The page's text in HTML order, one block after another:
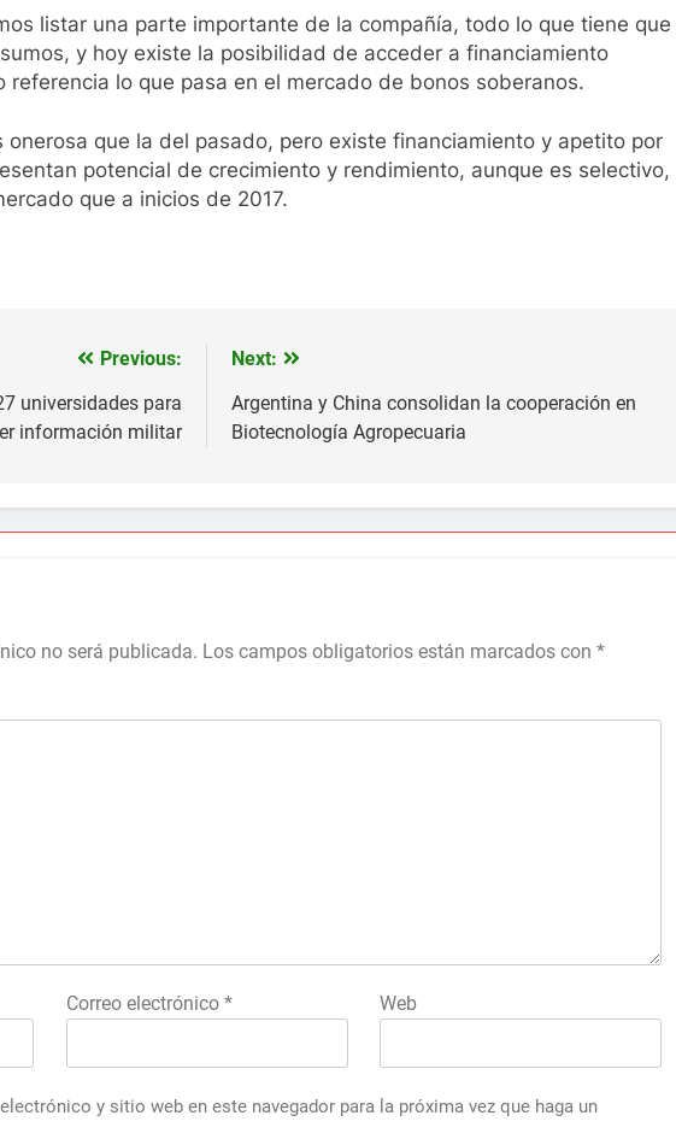
listar una parte importante de la compañía, todo lo que tiene que
y hoy existe la posibilidad de acceder a financiamiento
referencia lo que pasa en el mercado de bonos soberanos.
que la del pasado, pero existe financiamiento y apetito por
potencial de crecimiento y rendimiento, aunque es selectivo,
que a inicios de 2017.
Previous:
universidades para
información militar
Next:
Argentina y China consolidan la cooperación en
Biotecnología Agropecuaria
no será publicada. Los campos obligatorios están marcados con *
Correo electrónico * Web
y sitio web en este navegador para la próxima vez que haga un